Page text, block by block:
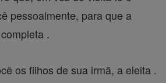
pessoalmente, para que a
.
os filhos de sua irmã, a eleita .